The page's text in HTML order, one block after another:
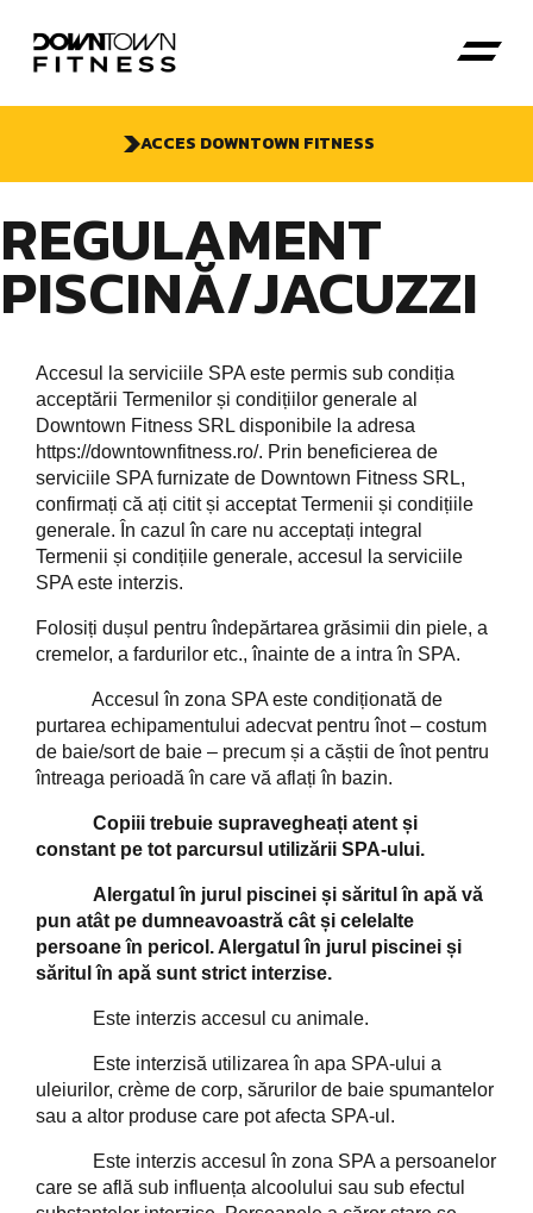
ACCES DOWNTOWN FITNESS
REGULAMENT
PISCINĂ/JACUZZI
Accesul la serviciile SPA este permis sub condiția
acceptării Termenilor și condițiilor generale al
Downtown Fitness SRL disponibile la adresa
https://downtownfitness.ro/. Prin beneficierea de
serviciile SPA furnizate de Downtown Fitness SRL,
confirmați că ați citit și acceptat Termenii și condițiile
generale. În cazul în care nu acceptați integral
Termenii și condițiile generale, accesul la serviciile
SPA este interzis.
Folosiți dușul pentru îndepărtarea grăsimii din piele, a
cremelor, a fardurilor etc., înainte de a intra în SPA.
Accesul în zona SPA este condiționată de
purtarea echipamentului adecvat pentru înot – costum
de baie/sort de baie – precum și a căștii de înot pentru
întreaga perioadă în care vă aflați în bazin.
Copiii trebuie supravegheați atent și
constant pe tot parcursul utilizării SPA-ului.
Alergatul în jurul piscinei și săritul în apă vă
pun atât pe dumneavoastră cât și celelalte
persoane în pericol. Alergatul în jurul piscinei și
săritul în apă sunt strict interzise.
Este interzis accesul cu animale.
Este interzisă utilizarea în apa SPA-ului a
uleiurilor, crème de corp, sărurilor de baie spumantelor
sau a altor produse care pot afecta SPA-ul.
Este interzis accesul în zona SPA a persoanelor
care se află sub influența alcoolului sau sub efectul